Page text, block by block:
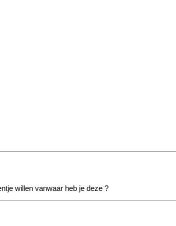
willen vanwaar heb je deze ?